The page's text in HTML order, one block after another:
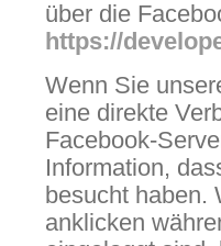
über die
https://
Wenn Sie
eine direkte
Facebook-
Information,
besucht haben.
anklicken